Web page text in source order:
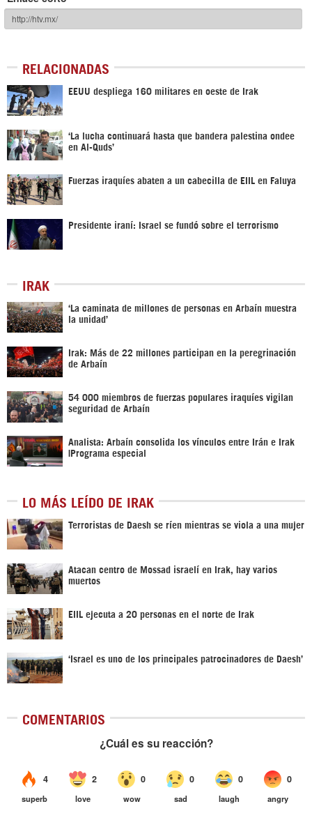
RELACIONADAS
EEUU despliega 160 militares en oeste de Irak
‘La lucha continuará hasta que bandera palestina ondee
en Al-Quds’
Fuerzas iraquíes abaten a un cabecilla de EIIL en Faluya
Presidente iraní: Israel se fundó sobre el terrorismo
IRAK
‘La caminata de millones de personas en Arbaín muestra
la unidad’
Irak: Más de 22 millones participan en la peregrinación
de Arbaín
54 000 miembros de fuerzas populares iraquíes vigilan
seguridad de Arbaín
Analista: Arbaín consolida los vínculos entre Irán e Irak
|Programa especial
LO MÁS LEÍDO DE IRAK
Terroristas de Daesh se ríen mientras se viola a una mujer
Atacan centro de Mossad israelí en Irak, hay varios
muertos
EIIL ejecuta a 20 personas en el norte de Irak
‘Israel es uno de los principales patrocinadores de Daesh’
COMENTARIOS